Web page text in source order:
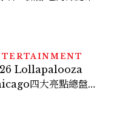
懶人包
Lollapalooza
四大亮點總盤